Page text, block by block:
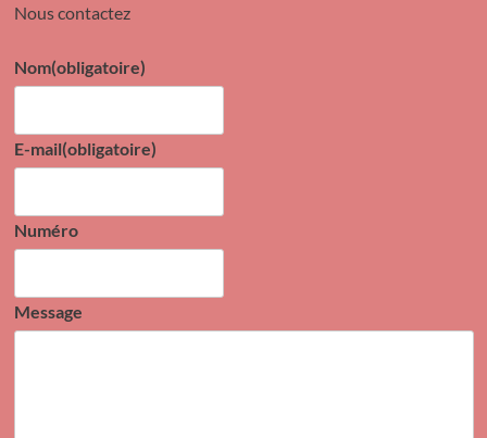
Nous contactez
Nom(obligatoire)
E-mail(obligatoire)
Numéro
Message